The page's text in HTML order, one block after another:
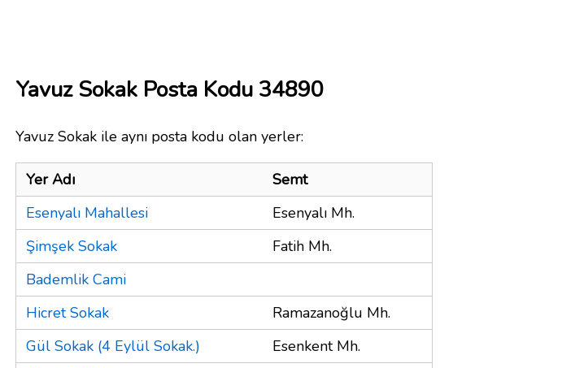
Yavuz Sokak Posta Kodu 34890
Yavuz Sokak ile aynı posta kodu olan yerler:
Yer Adı
Semt
Esenyalı Mahallesi
Esenyalı Mh.
Şimşek Sokak
Fatih Mh.
Bademlik Cami
Hicret Sokak
Ramazanoğlu Mh.
Gül Sokak (4 Eylül Sokak.)
Esenkent Mh.